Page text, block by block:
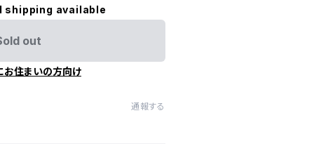
shipping available
out
お住まいの方向け
通報する